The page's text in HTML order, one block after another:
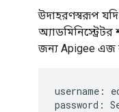
উদাহরণস্বরূপ
জন্য Apigee এজ
username:
password: